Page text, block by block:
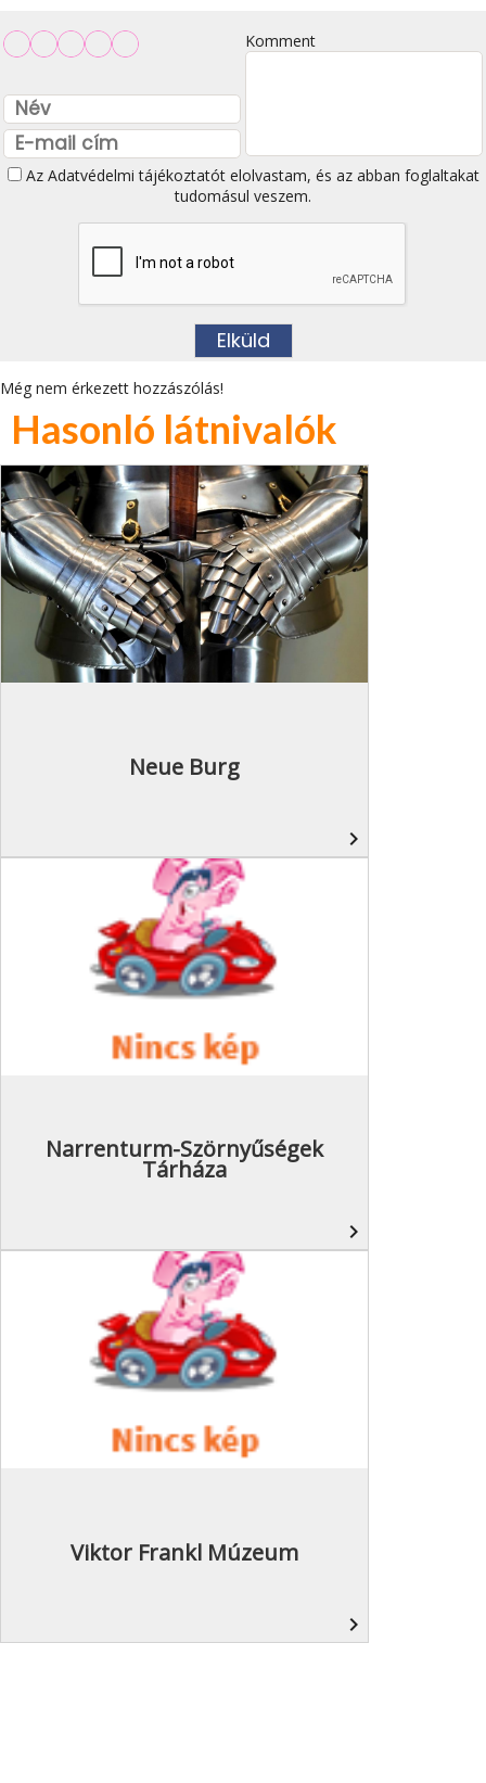
Komment
Az Adatvédelmi tájékoztatótelolvastam, és az abban foglaltakat
tudomásul veszem.
Még nem érkezett hozzászólás!
Hasonló látnivalók
Neue Burg
navigate_next
Narrenturm-Szörnyűségek
Tárháza
navigate_next
Viktor Frankl Múzeum
navigate_next